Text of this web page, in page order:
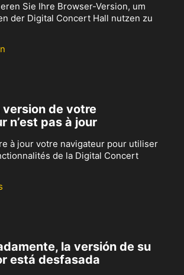
Sie Ihre Browser-Version, um
der Digital Concert Hall nutzen zu
version de votre
n’est pas à jour
à jour votre navigateur pour utiliser
de la Digital Concert
la versión de su
está desfasada